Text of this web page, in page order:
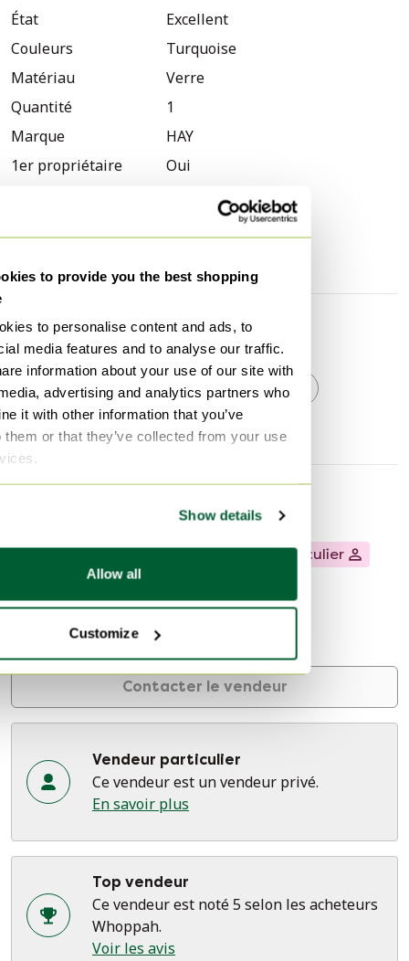
to provide you the best shopping
to personalise content and ads, to
media features and to analyse our traffic.
information about your use of our site with
advertising and analytics partners who
it with other information that you’ve
them or that they’ve collected from your use
Show details
Allow all
Customize
État
Excellent
Couleurs
Turquoise
Matériau
Verre
Quantité
1
Marque
HAY
1er propriétaire
Oui
Découvrir plus
HAY HAY Miroirs Miroirs
Informations sur le vendeur
À propos de ce vendeur Vendeur particulier
Sur Whoppah depuis septembre 2022 • 5 ventes
Contacter le vendeur
Vendeur particulier
Ce vendeur est un vendeur privé.
En savoir plus
Top vendeur
Ce vendeur est noté 5 selon les acheteurs
Whoppah.
Voir les avis